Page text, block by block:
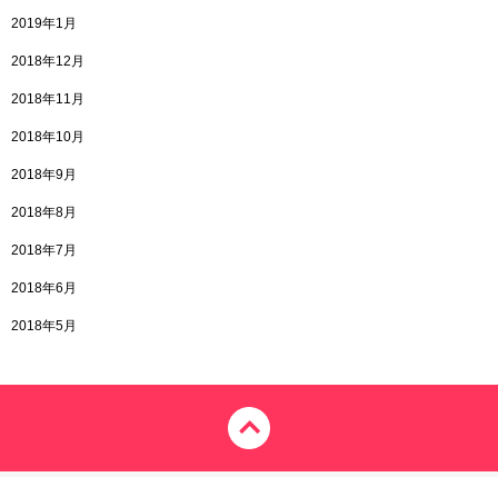
2019年1月
2018年12月
2018年11月
2018年10月
2018年9月
2018年8月
2018年7月
2018年6月
2018年5月